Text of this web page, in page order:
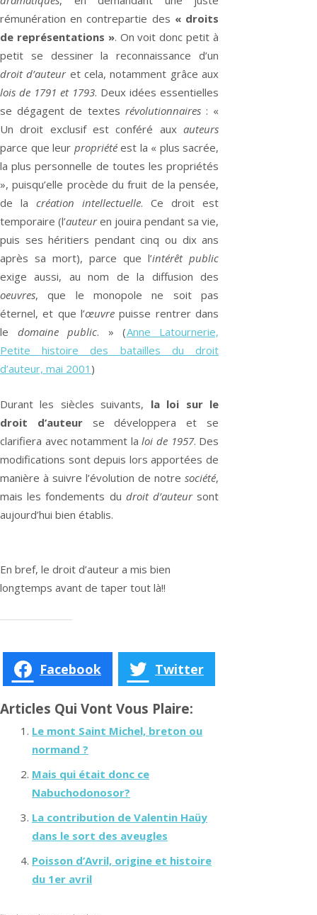
rémunération en contrepartie des « droits
de représentations ». On voit donc petit à
petit se dessiner la reconnaissance d’un
droit d’auteuret cela, notamment grâce aux
lois de 1791 et 1793. Deux idées essentielles
se dégagent de textes révolutionnaires: «
Un droit exclusif est conféré auxauteurs
parce que leur propriétéest la « plus sacrée,
la plus personnelle de toutes les propriétés
», puisqu’elle procède du fruit de la pensée,
de lacréation intellectuelle. Ce droit est
temporaire (l’auteuren jouira pendant sa vie,
puis ses héritiers pendant cinq ou dix ans
après sa mort), parce que l’intérêt public
exige aussi, au nom de la diffusion des
oeuvres, que le monopole ne soit pas
éternel, et que l’œuvre puisse rentrer dans
le domaine public. » (Anne Latournerie,
Petite histoire des batailles du droit
d’auteur, mai 2001 )
Durant les siècles suivants, la loi sur le
droit d’auteurse développera et se
clarifiera avec notamment laloi de 1957. Des
modifications sont depuis lors apportées de
manière à suivre l’évolution de notresociété,
mais les fondements du droit d’auteursont
aujourd’hui bien établis.
En bref, le droit d’auteur a mis bien
longtemps avant de taper tout là!!
Facebook Twitter
Articles Qui Vont Vous Plaire:
Le mont Saint Michel, breton ou
normand ?
Mais qui était donc ce
Nabuchodonosor?
La contribution de Valentin Haüy
dans le sort des aveugles
Poisson d’Avril, origine et histoire
du 1er avril